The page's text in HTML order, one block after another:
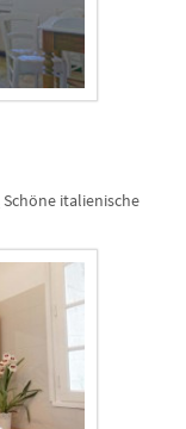
Schöne italienische